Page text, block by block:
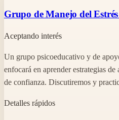
Grupo de Manejo del
Aceptando interés
Un grupo psicoeducativo y de
enfocará en aprender estrategias
de confianza. Discutiremos y
Detalles rápidos